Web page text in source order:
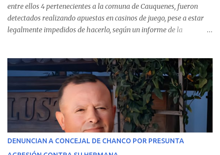
entre ellos 4 pertenecientes a la comuna de Cauquenes, fueron
detectados realizando apuestas en casinos de juego, pese a estar
legalmente impedidos de hacerlo, según un informe de la
estableció que estos funcionarios —quienes administran o
custodian fondos públicos— efectuaron transacciones por un
monto total de $116.075.918 entre enero de 2024 y junio de 2025.
En el detalle regional, se indica que en la comuna de Cauquenes se
identificó a cuatro funcionarios involucrados en este tipo de
operaciones. Asimismo, se precisa que uno de los casos
corresponde a un funcionario de la Municipalidad de Chanco,
DENUNCIAN A CONCEJAL DE CHANCO POR PRESUNTA